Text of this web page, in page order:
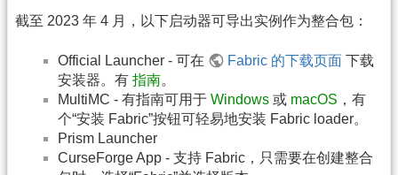
截至 2023 年 4 月，以下启动器可导出实例作为整合包：
Official Launcher - 可在 Fabric 的下载页面 下载
安装器。有 指南。
MultiMC - 有指南可用于 Windows 或 macOS ，有
个“安装 Fabric”按钮可轻易地安装 Fabric loader。
Prism Launcher
CurseForge App - 支持 Fabric，只需要在创建整合